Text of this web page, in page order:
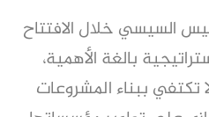
السيسي خلال الافتتاح
بالغة الأهمية،
تكتفي ببناء المشروعات